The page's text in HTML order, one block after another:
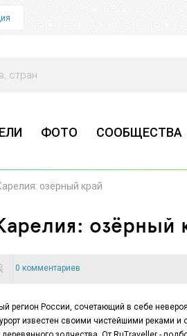
ФОТО СООБЩЕСТВА
озёрный край
озёрный
0 комментариев
регион России, сочетающий в себе
известен своими чистейшими